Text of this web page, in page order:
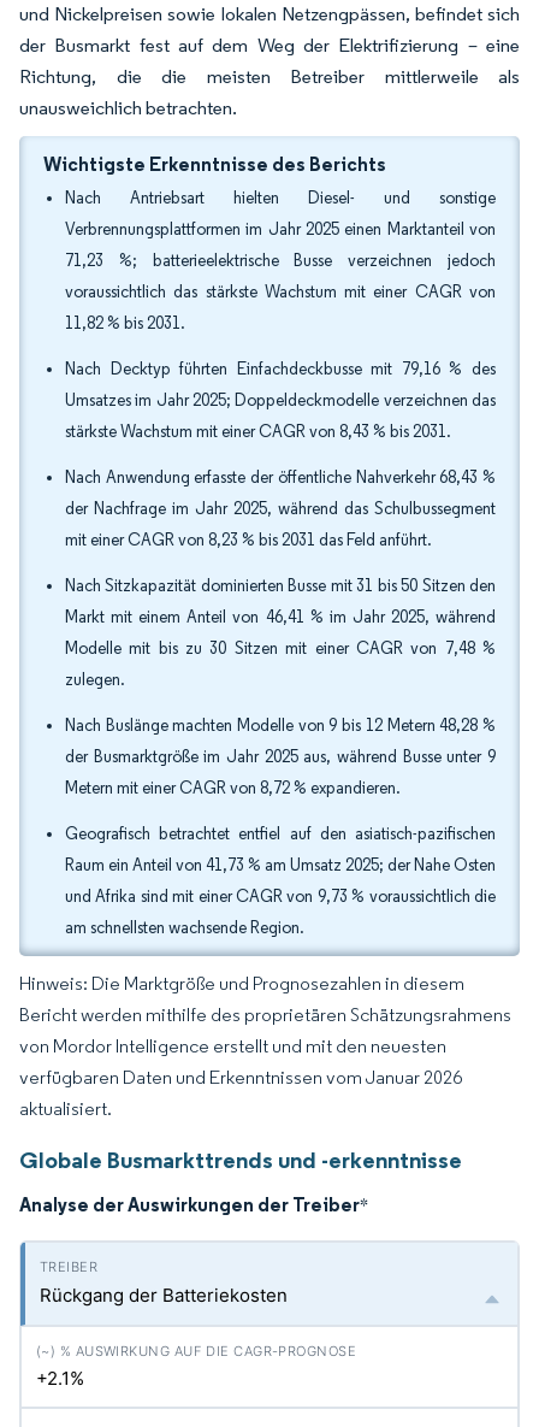
und Nickelpreisen sowie lokalen Netzengpässen, befindet sich
der Busmarkt fest auf dem Weg der Elektrifizierung – eine
Richtung, die die meisten Betreiber mittlerweile als
unausweichlich betrachten.
Wichtigste Erkenntnisse des Berichts
Nach Antriebsart hielten Diesel- und sonstige
Verbrennungsplattformen im Jahr 2025 einen Marktanteil von
71,23 %; batterieelektrische Busse verzeichnen jedoch
voraussichtlich das stärkste Wachstum mit einer CAGR von
11,82 % bis 2031.
Nach Decktyp führten Einfachdeckbusse mit 79,16 % des
Umsatzes im Jahr 2025; Doppeldeckmodelle verzeichnen das
stärkste Wachstum mit einer CAGR von 8,43 % bis 2031.
Nach Anwendung erfasste der öffentliche Nahverkehr 68,43 %
der Nachfrage im Jahr 2025, während das Schulbussegment
mit einer CAGR von 8,23 % bis 2031 das Feld anführt.
Nach Sitzkapazität dominierten Busse mit 31 bis 50 Sitzen den
Markt mit einem Anteil von 46,41 % im Jahr 2025, während
Modelle mit bis zu 30 Sitzen mit einer CAGR von 7,48 %
zulegen.
Nach Buslänge machten Modelle von 9 bis 12 Metern 48,28 %
der Busmarktgröße im Jahr 2025 aus, während Busse unter 9
Metern mit einer CAGR von 8,72 % expandieren.
Geografisch betrachtet entfiel auf den asiatisch-pazifischen
Raum ein Anteil von 41,73 % am Umsatz 2025; der Nahe Osten
und Afrika sind mit einer CAGR von 9,73 % voraussichtlich die
am schnellsten wachsende Region.
Hinweis: Die Marktgröße und Prognosezahlen in diesem
Bericht werden mithilfe des proprietären Schätzungsrahmens
von Mordor Intelligence erstellt und mit den neuesten
verfügbaren Daten und Erkenntnissen vom Januar 2026
aktualisiert.
Globale Busmarkttrends und -erkenntnisse
Analyse der Auswirkungen der Treiber*
Rückgang der Batteriekosten
+2.1%